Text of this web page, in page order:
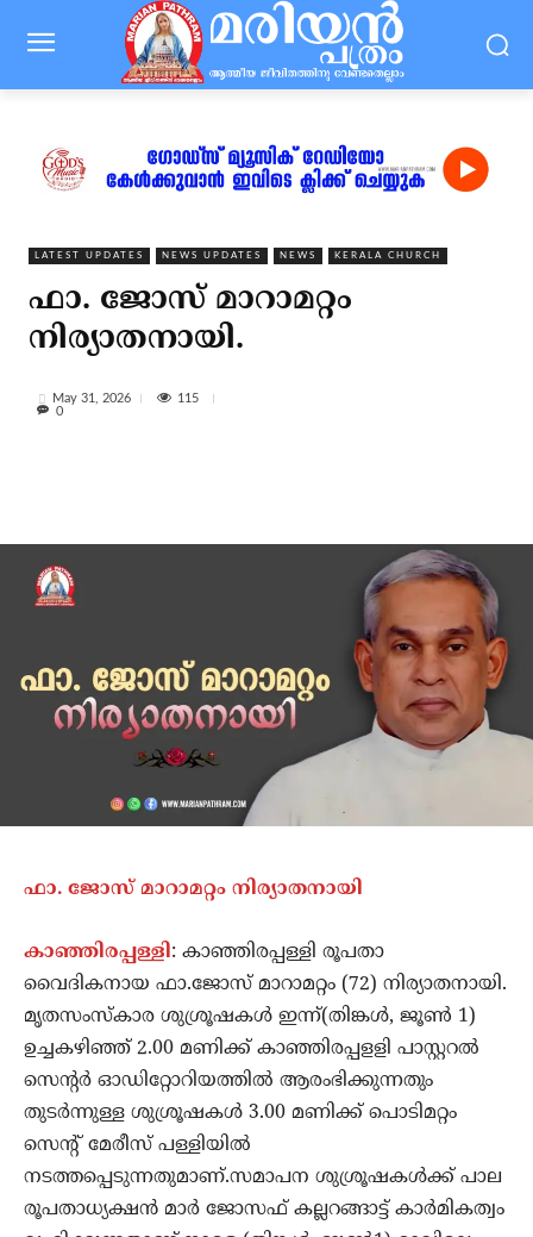
LATEST UPDATES NEWS UPDATES NEWS KERALA CHURCH
ഫാ. ജോസ് മാറാമറ്റം
നിര്യാതനായി.
May 31, 2026
115
0
ഫാ. ജോസ് മാറാമറ്റം നിര്യാതനായി
കാഞ്ഞിരപ്പള്ളി: കാഞ്ഞിരപ്പള്ളി രൂപതാ
വൈദികനായ ഫാ.ജോസ് മാറാമറ്റം (72) നിര്യാതനായി.
മൃതസംസ്കാര ശുശ്രൂഷകൾ ഇന്ന്(തിങ്കൾ, ജൂൺ 1)
ഉച്ചകഴിഞ്ഞ് 2.00 മണിക്ക് കാഞ്ഞിരപ്പളളി പാസ്റ്ററൽ
സെന്റർ ഓഡിറ്റോറിയത്തിൽ ആരംഭിക്കുന്നതും
തുടർന്നുള്ള ശുശ്രൂഷകൾ 3.00 മണിക്ക് പൊടിമറ്റം
സെന്റ് മേരീസ് പള്ളിയിൽ
നടത്തപ്പെടുന്നതുമാണ്.സമാപന ശുശ്രൂഷകൾക്ക് പാല
രൂപതാധ്യക്ഷൻ മാർ ജോസഫ് കല്ലറങ്ങാട്ട് കാർമികത്വം